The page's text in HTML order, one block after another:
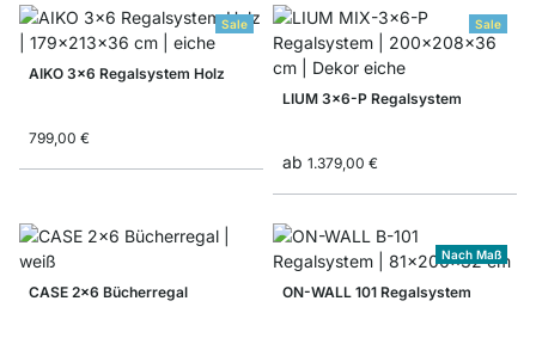
Sale
AIKO 3x6 Regalsystem Holz
799,00 €
Sale
LIUM 3x6-P Regalsystem
ab 1.379,00 €
CASE 2x6 Bücherregal
Nach Maß
ON-WALL 101 Regalsystem